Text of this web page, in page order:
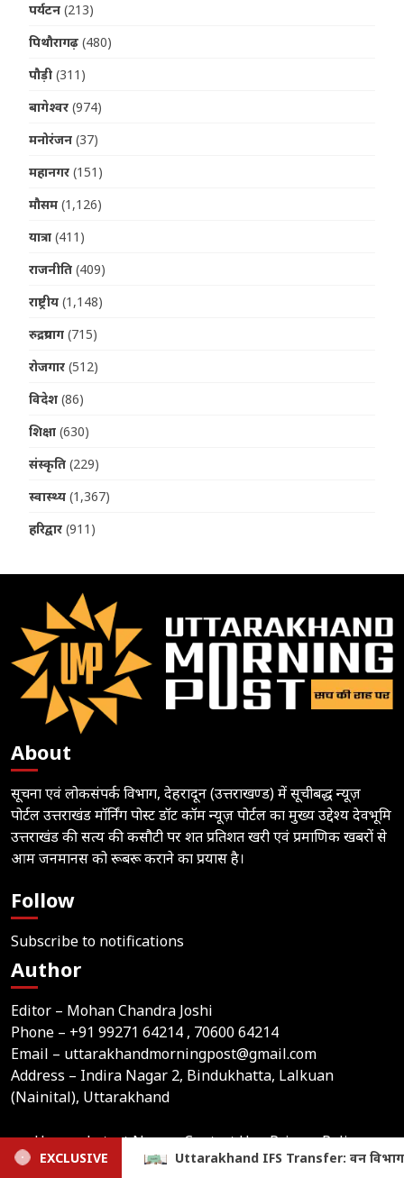
पर्यटन (213)
पिथौरागढ़ (480)
पौड़ी (311)
बागेश्वर (974)
मनोरंजन (37)
महानगर (151)
मौसम (1,126)
यात्रा (411)
राजनीति (409)
राष्ट्रीय (1,148)
रुद्रप्रयाग (715)
रोजगार (512)
विदेश (86)
शिक्षा (630)
संस्कृति (229)
स्वास्थ्य (1,367)
हरिद्वार (911)
About
सूचना एवं लोकसंपर्क विभाग, देहरादून (उत्तराखण्ड) में सूचीबद्ध न्यूज़
पोर्टल उत्तराखंड मॉर्निंग पोस्ट डॉट कॉम न्यूज़ पोर्टल का मुख्य उद्देश्य देवभूमि
उत्तराखंड की सत्य की कसौटी पर शत प्रतिशत खरी एवं प्रमाणिक खबरों से
आम जनमानस को रूबरू कराने का प्रयास है।
Follow
Subscribe to notifications
Author
Editor – Mohan Chandra Joshi
Phone – +91 99271 64214 , 70600 64214
Email – uttarakhandmorningpost@gmail.com
Address – Indira Nagar 2, Bindukhatta, Lalkuan
(Nainital), Uttarakhand
Home Latest News Contact Us
Privacy Policy
Terms
EXCLUSIVE
वन विभाग में बड़ा प्रशासनिक फेरबदल, 19 अधिकारियों के तबादले